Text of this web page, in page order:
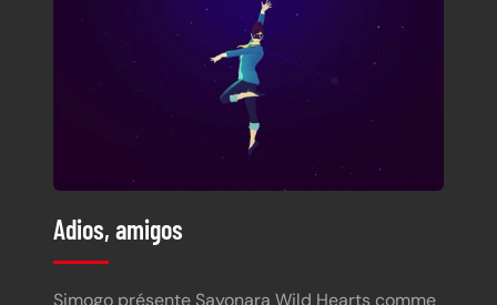
Adios, amigos
Simogo présente Sayonara Wild Hearts comme